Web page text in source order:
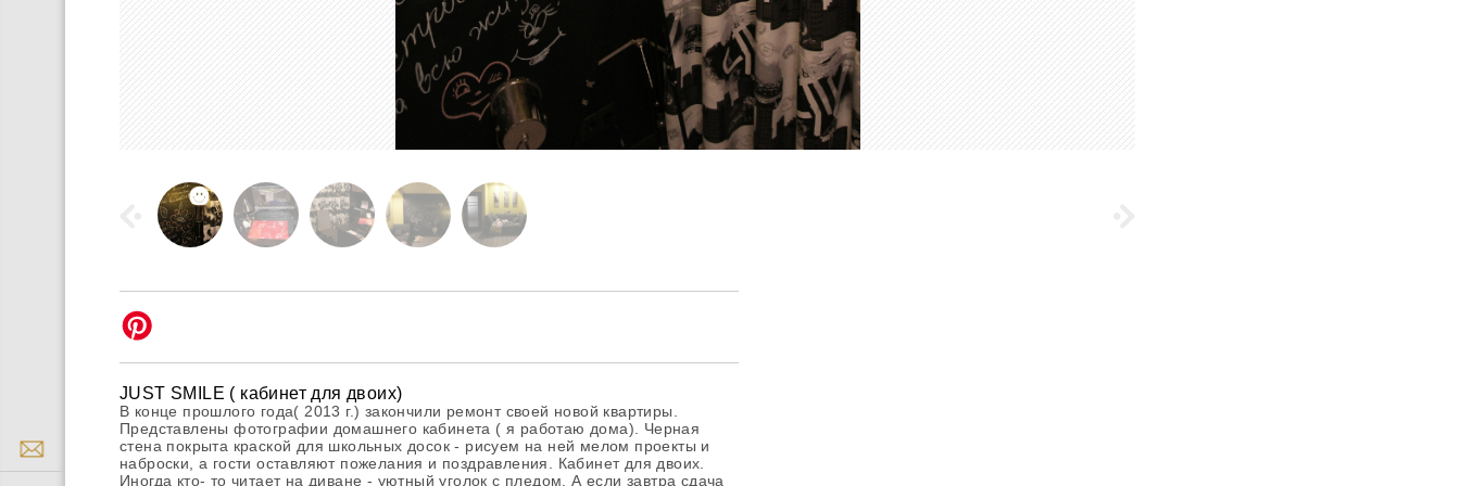
JUST SMILE ( кабинет для двоих)
В конце прошлого года( 2013 г.) закончили ремонт своей новой квартиры.
Представлены фотографии домашнего кабинета ( я работаю дома). Черная
стена покрыта краской для школьных досок - рисуем на ней мелом проекты и
наброски, а гости оставляют пожелания и поздравления. Кабинет для двоих.
Иногда кто- то читает на диване - уютный уголок с пледом. А если завтра сдача